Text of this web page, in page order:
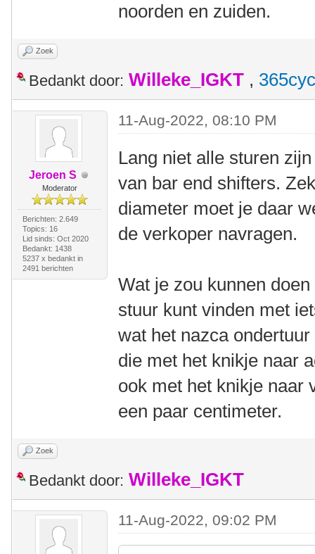
noorden en zuiden.
Zoek
Bedankt door: Willeke_IGKT ,
Jeroen S
Moderator
Berichten: 2.649
Topics: 16
Lid sinds: Oct 2020
Bedankt: 1438
5237 x bedankt in
2491 berichten
11-Aug-2022, 08:10 PM
Lang niet alle sturen
van bar end shifters.
diameter moet je daar
de verkoper navragen.
Wat je zou kunnen
stuur kunt vinden met
wat het nazca
die met het knikje naar
ook met het knikje naar
een paar centimeter.
Zoek
Bedankt door: Willeke_IGKT
11-Aug-2022, 09:02 PM